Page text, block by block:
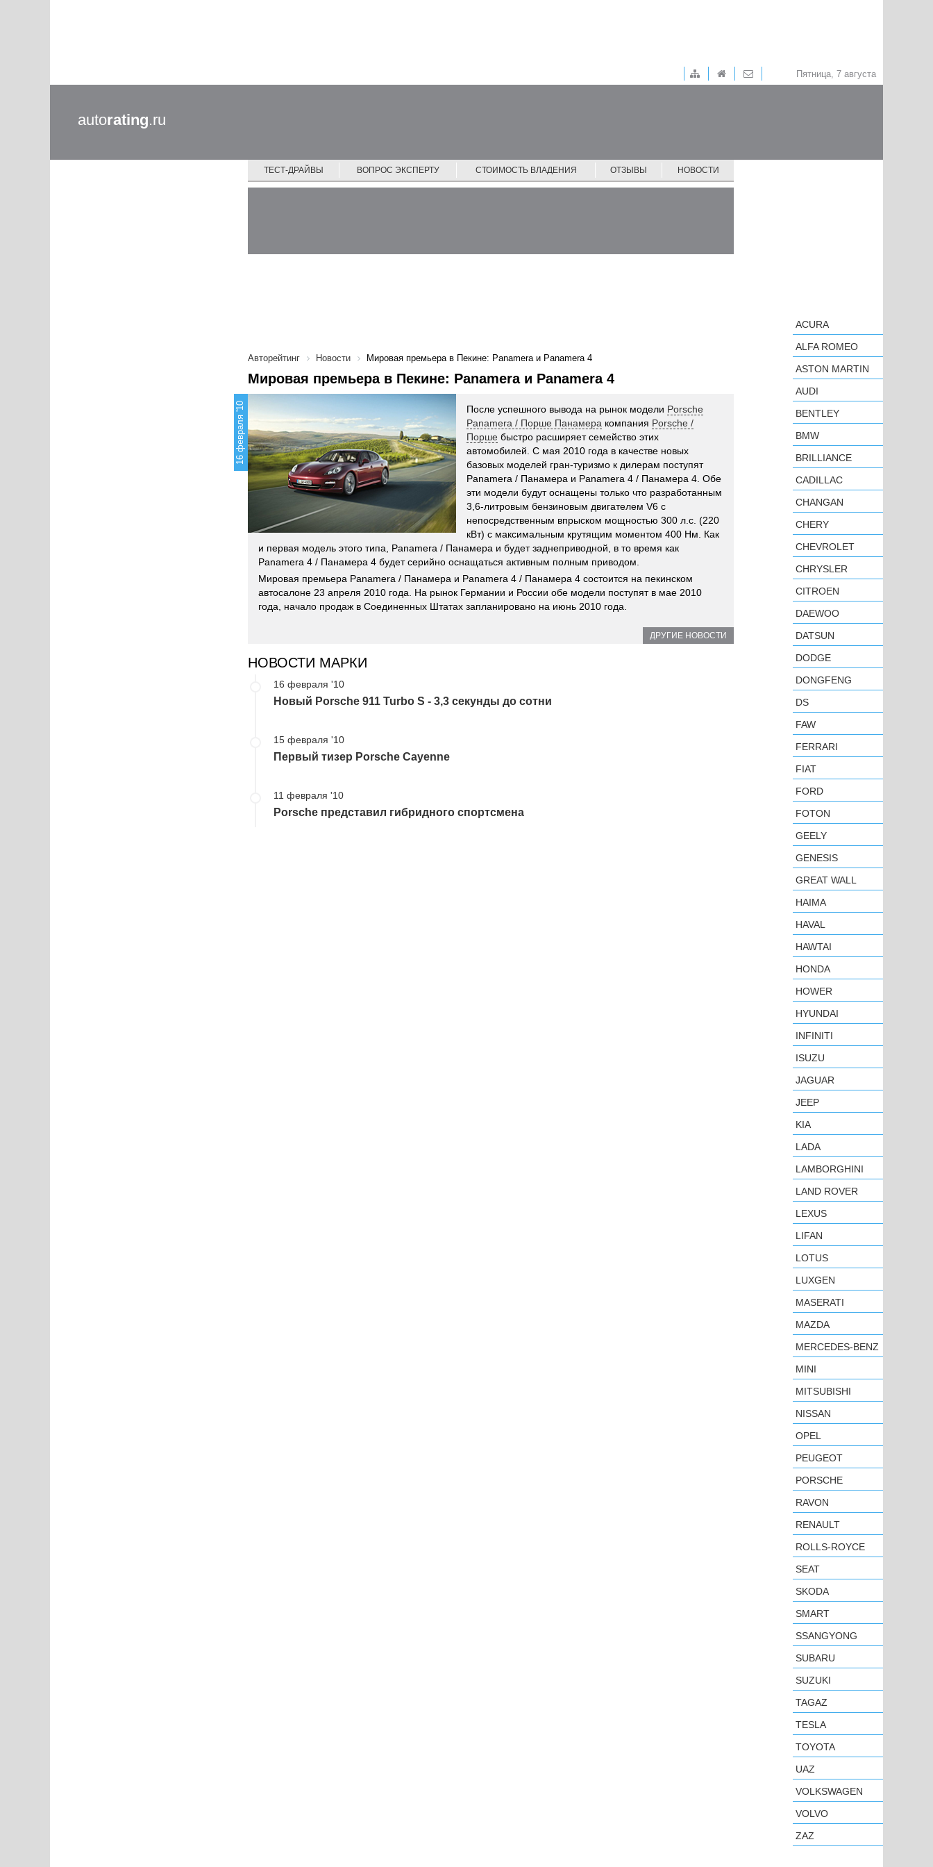
Пятница, 7 августа
autorating.ru
ТЕСТ-ДРАЙВЫ ВОПРОС ЭКСПЕРТУ СТОИМОСТЬ ВЛАДЕНИЯ ОТЗЫВЫ НОВОСТИ
Авторейтинг Новости Мировая премьера в Пекине: Panamera и Panamera 4
Мировая премьера в Пекине: Panamera и Panamera 4
16 февраля '10 После успешного вывода на рынок модели Porsche
Panamera / Порше Панамера компания Porsche /
Порше быстро расширяет семейство этих
автомобилей. С мая 2010 года в качестве новых
базовых моделей гран-туризмо к дилерам поступят
Panamera / Панамера и Panamera 4 / Панамера 4. Обе
эти модели будут оснащены только что разработанным
3,6-литровым бензиновым двигателем V6 с
непосредственным впрыском мощностью 300 л.с. (220
кВт) с максимальным крутящим моментом 400 Нм. Как
и первая модель этого типа, Panamera / Панамера и будет заднеприводной, в то время как
Panamera 4 / Панамера 4 будет серийно оснащаться активным полным приводом.
Мировая премьера Panamera / Панамера и Panamera 4 / Панамера 4 состоится на пекинском
автосалоне 23 апреля 2010 года. На рынок Германии и России обе модели поступят в мае 2010
года, начало продаж в Соединенных Штатах запланировано на июнь 2010 года.
ДРУГИЕ НОВОСТИ
НОВОСТИ МАРКИ
16 февраля '10
Новый Porsche 911 Turbo S - 3,3 секунды до сотни
15 февраля '10
Первый тизер Porsche Cayenne
11 февраля '10
Porsche представил гибридного спортсмена
ACURA
ALFA ROMEO
ASTON MARTIN
AUDI
BENTLEY
BMW
BRILLIANCE
CADILLAC
CHANGAN
CHERY
CHEVROLET
CHRYSLER
CITROEN
DAEWOO
DATSUN
DODGE
DONGFENG
DS
FAW
FERRARI
FIAT
FORD
FOTON
GEELY
GENESIS
GREAT WALL
HAIMA
HAVAL
HAWTAI
HONDA
HOWER
HYUNDAI
INFINITI
ISUZU
JAGUAR
JEEP
KIA
LADA
LAMBORGHINI
LAND ROVER
LEXUS
LIFAN
LOTUS
LUXGEN
MASERATI
MAZDA
MERCEDES-BENZ
MINI
MITSUBISHI
NISSAN
OPEL
PEUGEOT
PORSCHE
RAVON
RENAULT
ROLLS-ROYCE
SEAT
SKODA
SMART
SSANGYONG
SUBARU
SUZUKI
TAGAZ
TESLA
TOYOTA
UAZ
VOLKSWAGEN
VOLVO
ZAZ